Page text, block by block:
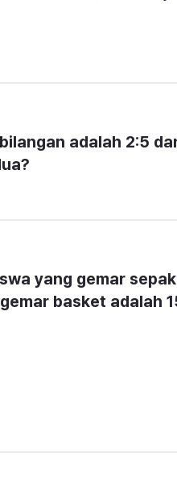
adalah 2:5
yang gemar
basket adalah